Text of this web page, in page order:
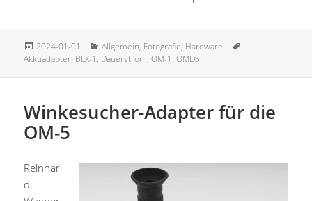
Veröffentlicht
am
2024-01-01 Kategorien
Allgemein, Fotografie, Hardware
Akkuadapter, BLX-1 , Dauerstrom,OM-1 ,OMDS
Winkesucher-Adapter für die
OM-5
Reinhar
d